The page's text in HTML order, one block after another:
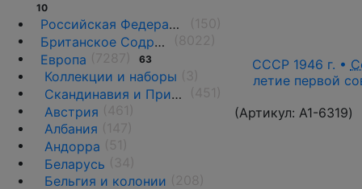
10
Российская Федерация(1992 г.-н.д.)
Британское Содружество
Европа
63
Коллекции и наборы
Скандинавия и Прибалтика
Австрия
Албания
Андорра
Беларусь
Бельгия и колонии
СССР 1946 г. •
летие первой
(Артикул: A1-6319)